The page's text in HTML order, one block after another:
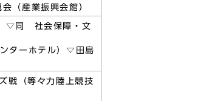
（産業振興会館）
）▽同 社会保障・文
ターホテル）▽田島
戦（等々力陸上競技